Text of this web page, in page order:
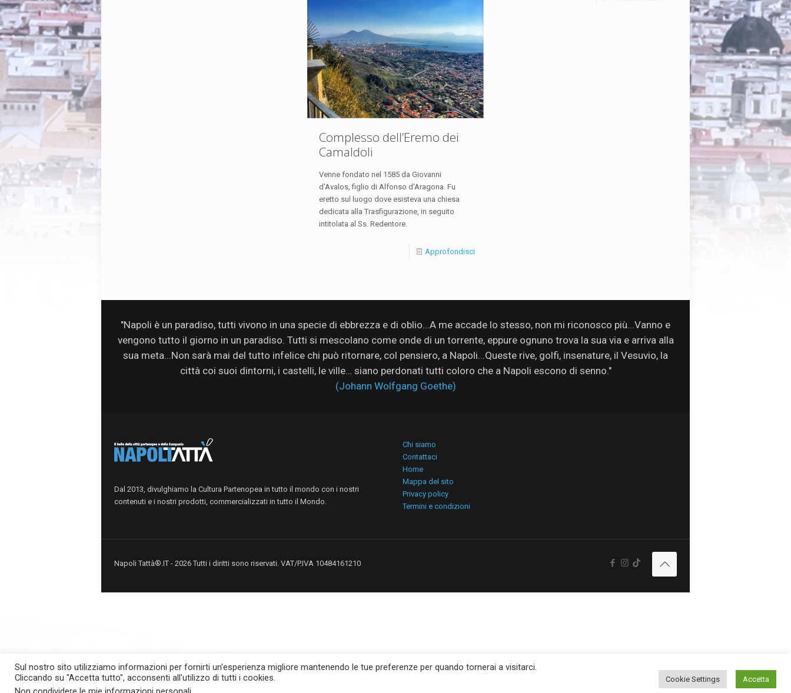
Complesso dell’Eremo dei
Camaldoli
Venne fondato nel 1585 da Giovanni
d'Avalos, figlio di Alfonso d'Aragona. Fu
eretto sul luogo dove esisteva una chiesa
dedicata alla Trasfigurazione, in seguito
intitolata al Ss. Redentore.
Approfondisci
"Napoli è un paradiso, tutti vivono in una specie di ebbrezza e di oblio...A me accade lo stesso, non mi riconosco più...Vanno e
vengono tutto il giorno in un paradiso. Tutti si mescolano come onde di un torrente, eppure ognuno trova la sua via e arriva alla
sua meta...Non sarà mai del tutto infelice chi può ritornare, col pensiero, a Napoli...Queste rive, golfi, insenature, il Vesuvio, la
città coi suoi dintorni, i castelli, le ville… siano perdonati tutti coloro che a Napoli escono di senno."
(Johann Wolfgang Goethe)
Dal 2013, divulghiamo la Cultura Partenopea in tutto il mondo con i nostri
contenuti e i nostri prodotti, commercializzati in tutto il Mondo.
Chi siamo
Contattaci
Home
Mappa del sito
Privacy policy
Termini e condizioni
Napoli Tattà®.IT - 2026 Tutti i diritti sono riservati. VAT/P.IVA 10484161210
Sul nostro sito utilizziamo informazioni per fornirti un'esperienza migliore mantenendo le tue preferenze per quando tornerai a visitarci.
Cliccando su "Accetta tutto", acconsenti all'utilizzo di tutti i cookies.
Cookie Settings Accetta
situs scam